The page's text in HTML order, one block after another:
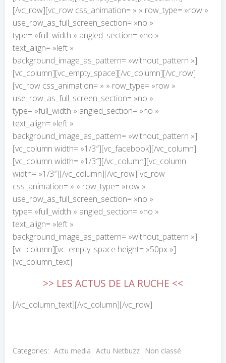
[/vc_row][vc_row css_animation= » » row_type= »row »
use_row_as_full_screen_section= »no »
type= »full_width » angled_section= »no »
text_align= »left »
background_image_as_pattern= »without_pattern »]
[vc_column][vc_empty_space][/vc_column][/vc_row]
[vc_row css_animation= » » row_type= »row »
use_row_as_full_screen_section= »no »
type= »full_width » angled_section= »no »
text_align= »left »
background_image_as_pattern= »without_pattern »]
[vc_column width= »1/3″][vc_facebook][/vc_column]
[vc_column width= »1/3″][/vc_column][vc_column
width= »1/3″][/vc_column][/vc_row][vc_row
css_animation= » » row_type= »row »
use_row_as_full_screen_section= »no »
type= »full_width » angled_section= »no »
text_align= »left »
background_image_as_pattern= »without_pattern »]
[vc_column][vc_empty_space height= »50px »]
[vc_column_text]
>> LES ACTUS DE LA RUCHE <<
[/vc_column_text][/vc_column][/vc_row]
Categories: Actu media Actu Netbuzz Non classé